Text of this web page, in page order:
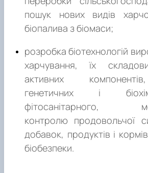
пошук нових видів
біопалива з біомаси;
розробка біотехнологій
харчування, їх
активних
генетичних і
фітосанітарного,
контролю продовольчої
добавок, продуктів і
біобезпеки.
молодший науковий співробітник
лісівництво, природно-
науковий співробітник (агрономія,
працевлаштування. ЗВО І-ІV
технікуми, інститути, академії,
дослідні установи, виробничі і
різних галузей промисловості.